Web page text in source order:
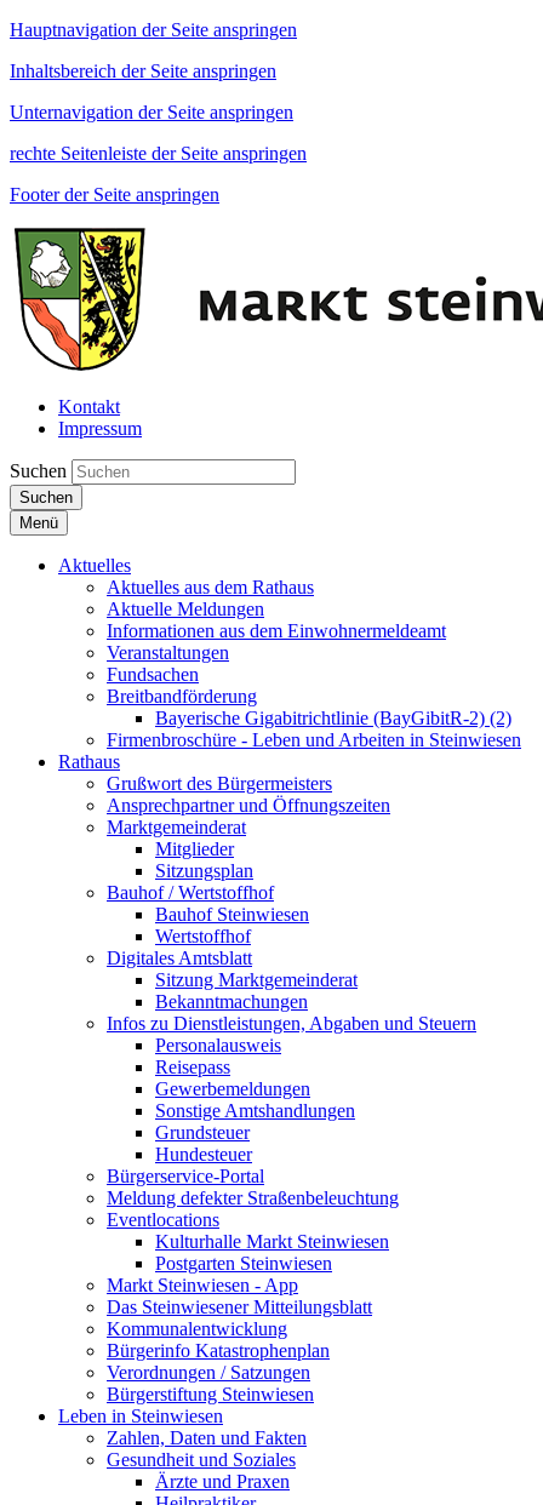
Hauptnavigation der Seite anspringen
Inhaltsbereich der Seite anspringen
Unternavigation der Seite anspringen
rechte Seitenleiste der Seite anspringen
Footer der Seite anspringen
Kontakt
Impressum
Suchen
Suchen
Menü
Aktuelles
Aktuelles aus dem Rathaus
Aktuelle Meldungen
Informationen aus dem Einwohnermeldeamt
Veranstaltungen
Fundsachen
Breitbandförderung
Bayerische Gigabitrichtlinie (BayGibitR-2) (2)
Firmenbroschüre - Leben und Arbeiten in Steinwiesen
Rathaus
Grußwort des Bürgermeisters
Ansprechpartner und Öffnungszeiten
Marktgemeinderat
Mitglieder
Sitzungsplan
Bauhof / Wertstoffhof
Bauhof Steinwiesen
Wertstoffhof
Digitales Amtsblatt
Sitzung Marktgemeinderat
Bekanntmachungen
Infos zu Dienstleistungen, Abgaben und Steuern
Personalausweis
Reisepass
Gewerbemeldungen
Sonstige Amtshandlungen
Grundsteuer
Hundesteuer
Bürgerservice-Portal
Meldung defekter Straßenbeleuchtung
Eventlocations
Kulturhalle Markt Steinwiesen
Postgarten Steinwiesen
Markt Steinwiesen - App
Das Steinwiesener Mitteilungsblatt
Kommunalentwicklung
Bürgerinfo Katastrophenplan
Verordnungen / Satzungen
Bürgerstiftung Steinwiesen
Leben in Steinwiesen
Zahlen, Daten und Fakten
Gesundheit und Soziales
Ärzte und Praxen